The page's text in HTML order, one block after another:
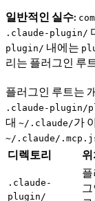
일반적인 실수:
.claude-plugin/
plugin/ 내에는
리는 플러그인 루
플러그인 루트는
.claude-plugin/
대 ~/.claude/가
~/.claude/
디렉토리
.claude-
plugin/
플